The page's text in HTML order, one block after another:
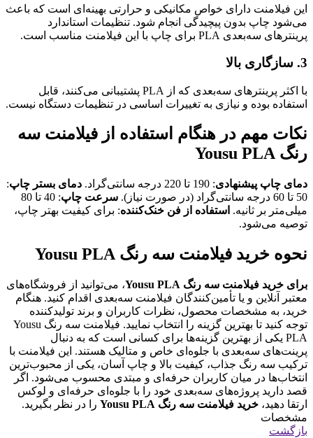
این فیلامنت دارای خواص مکانیکی و حرارتی بهینه‌ای است که باعث
می‌شود چاپ بدون پیچیدگی انجام شود. تنظیمات استاندارد
پرینترهای سه‌بعدی PLA برای چاپ با این فیلامنت مناسب است.
3. سازگاری بالا
با اکثر پرینترهای سه‌بعدی که از PLA پشتیبانی می‌کنند، قابل
استفاده بوده و نیازی به تغییرات اساسی در تنظیمات دستگاه نیست.
نکات مهم در هنگام استفاده از فیلامنت سه
رنگ Yousu PLA
دمای چاپ پیشنهادی: 190 تا 220 درجه سانتی‌گراد. دمای بستر چاپ:
50 تا 60 درجه سانتی‌گراد (در صورت نیاز).
سرعت چاپ
: 40 تا 80
میلی‌متر بر ثانیه. استفاده از فن خنک‌کننده: برای کیفیت بهتر چاپ،
توصیه می‌شود.
نحوه خرید فیلامنت سه رنگ Yousu PLA
برای خرید فیلامنت سه رنگ Yousu PLA
، می‌توانید از فروشگاه‌های
معتبر آنلاین و یا تأمین‌کنندگان فیلامنت سه‌بعدی اقدام کنید. هنگام
خرید، به مشخصات محصول، نظرات کاربران و برند تولیدکننده
توجه کنید تا بهترین گزینه را انتخاب نمایید. فیلامنت سه رنگ Yousu
PLA یکی از بهترین گزینه‌ها برای کسانی است که به دنبال
پرینت‌های سه‌بعدی با جلوه‌ای خاص و متالیک هستند. این فیلامنت با
ترکیب سه رنگ جذاب، کیفیت بالا و چاپ آسان، یکی از محبوب‌ترین
انتخاب‌ها در میان کاربران حرفه‌ای و مبتدی محسوب می‌شود. اگر
قصد دارید پروژه‌های سه‌بعدی خود را با جلوه‌ای حرفه‌ای و لوکس
ارتقا دهید، خرید فیلامنت سه رنگ Yousu PLA
را در نظر بگیرید.
مشخصات
بازگشت